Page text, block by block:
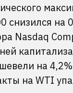
снизился на
Nasdaq
на
на WTI